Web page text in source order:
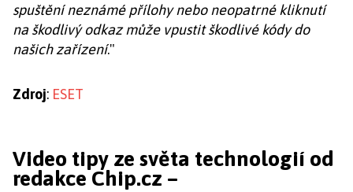
spuštění neznámé přílohy nebo neopatrné kliknutí
na škodlivý odkaz může vpustit škodlivé kódy do
našich zařízení."
Zdroj: ESET
Video tipy ze světa technologií od
redakce Chip.cz –